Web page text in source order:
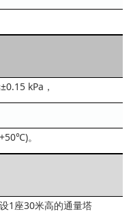
kPa，
。
1座30米高的通量塔